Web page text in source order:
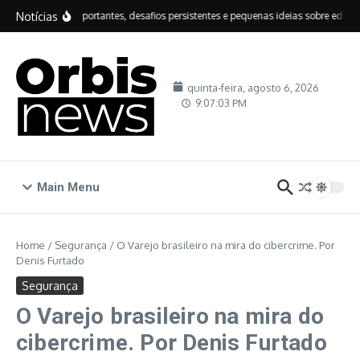
Ir para o conteúdo
Notícias
avanços importantes, desafios persistentes e pequenas ideias sobre
quinta-feira, agosto 6, 2026
9:07:03 PM
Main Menu
Home / Segurança / O Varejo brasileiro na mira do cibercrime. Por
Denis Furtado
Segurança
O Varejo brasileiro na mira do
cibercrime. Por Denis Furtado